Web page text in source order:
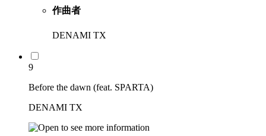
作曲者
DENAMI TX
9
Before the dawn (feat. SPARTA)
DENAMI TX